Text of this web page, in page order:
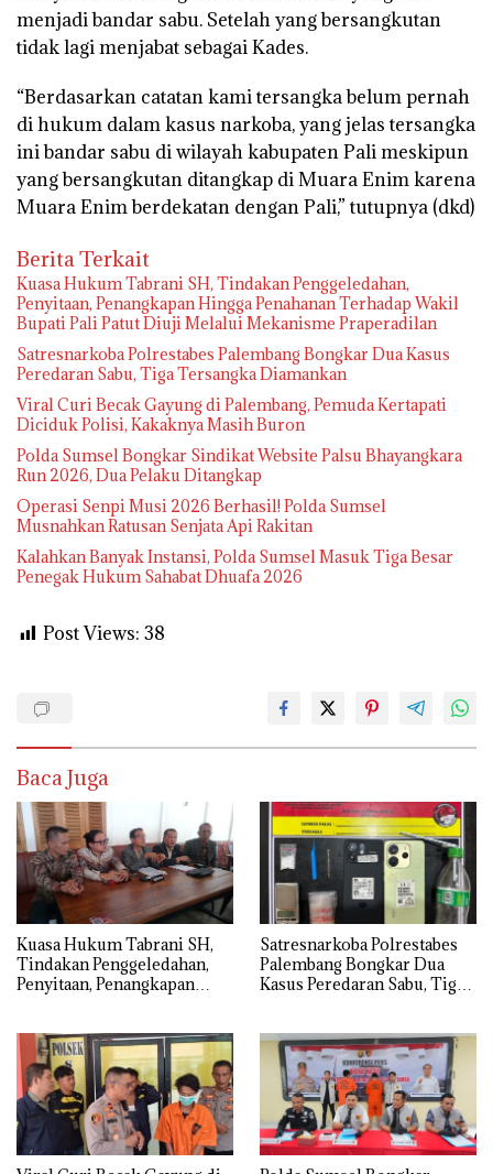
menjadi bandar sabu. Setelah yang bersangkutan
tidak lagi menjabat sebagai Kades.
“Berdasarkan catatan kami tersangka belum pernah
di hukum dalam kasus narkoba, yang jelas tersangka
ini bandar sabu di wilayah kabupaten Pali meskipun
yang bersangkutan ditangkap di Muara Enim karena
Muara Enim berdekatan dengan Pali,” tutupnya (dkd)
Berita Terkait
‎Kuasa Hukum Tabrani SH, Tindakan Penggeledahan,
Penyitaan, Penangkapan Hingga Penahanan Terhadap Wakil
Bupati Pali Patut Diuji Melalui Mekanisme Praperadilan
Satresnarkoba Polrestabes Palembang Bongkar Dua Kasus
Peredaran Sabu, Tiga Tersangka Diamankan
Viral Curi Becak Gayung di Palembang, Pemuda Kertapati
Diciduk Polisi, Kakaknya Masih Buron
Polda Sumsel Bongkar Sindikat Website Palsu Bhayangkara
Run 2026, Dua Pelaku Ditangkap
Operasi Senpi Musi 2026 Berhasil! Polda Sumsel
Musnahkan Ratusan Senjata Api Rakitan
Kalahkan Banyak Instansi, Polda Sumsel Masuk Tiga Besar
Penegak Hukum Sahabat Dhuafa 2026
Post Views: 38
Baca Juga
‎Kuasa Hukum Tabrani SH,
Tindakan Penggeledahan,
Penyitaan, Penangkapan
Melalui Mekanisme
Praperadilan
Satresnarkoba Polrestabes
Palembang Bongkar Dua
Kasus Peredaran Sabu, Tiga